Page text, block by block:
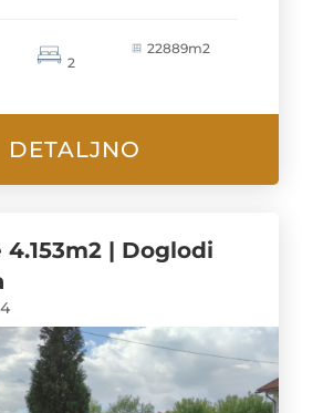
2
22889m2
DETALJNO
| Doglodi